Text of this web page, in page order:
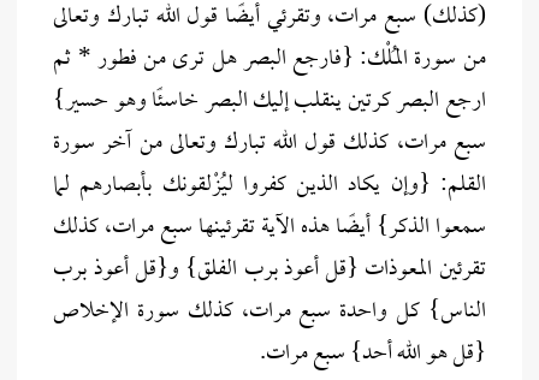
(كذلك) سبع مرات، وتقرئي أيضًا قول الله تبارك وتعالى
من سورة المُلْك: {فارجع البصر هل ترى من فطور * ثم
ارجع البصر كرتين ينقلب إليك البصر خاسئًا وهو حسير}
سبع مرات، كذلك قول الله تبارك وتعالى من آخر سورة
القلم: {وإن يكاد الذين كفروا ليُزْلقونك بأبصارهم لما
سمعوا الذكر} أيضًا هذه الآية تقرئينها سبع مرات، كذلك
تقرئين المعوذات {قل أعوذ برب الفلق} و{قل أعوذ برب
الناس} كل واحدة سبع مرات، كذلك سورة الإخلاص
{قل هو الله أحد} سبع مرات.